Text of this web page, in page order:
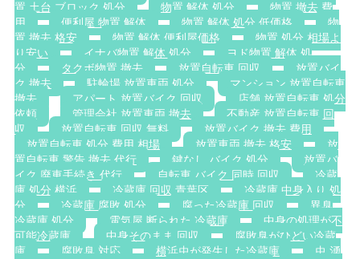
置 土台 ブロック 処分
物置 解体 処分
物置 撤去 費
用
便利屋 物置 解体 物置 解体 処分 低価格
物
置 撤去 格安
物置 解体 便利屋価格
物置 処分 相場よ
り安い
イナバ物置 解体 処分
ヨド物置 解体 処
分
タクボ物置 撤去 放置自転車 回収
放置バイ
ク 撤去
駐輪場 放置車両 処分
マンション 放置自転車
撤去
アパート 放置バイク 回収
店舗 放置自転車 処分
依頼
管理会社 放置車両 撤去
不動産 放置自転車 回
収
放置自転車 回収 無料
放置バイク 撤去 費用
放置自転車 処分 費用 相場
放置車両 撤去 格安
放
置自転車 警告 撤去 代行
鍵なし バイク 処分
放置バ
イク 廃車手続き 代行
自転車 バイク 同時 回収
冷蔵
庫 処分 横浜
冷蔵庫 回収 青葉区
冷蔵庫 中身入り 処
分
冷蔵庫 腐敗 処分 腐った冷蔵庫 回収
異臭
冷蔵庫 処分
電気屋 断られた 冷蔵庫
中身の処理が不
可能冷蔵庫
中身そのまま 回収
腐敗臭がひどい冷蔵
庫
腐敗臭 対応 横浜虫が発生した冷蔵庫
虫 湧